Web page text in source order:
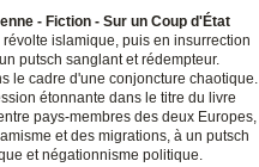
- Fiction - Sur un Coup d'État
islamique, puis en insurrection
putsch sanglant et rédempteur.
le cadre d'une conjoncture chaotique.
étonnante dans le titre du livre
pays-membres des deux Europes,
et des migrations, à un putsch
et négationnisme politique.